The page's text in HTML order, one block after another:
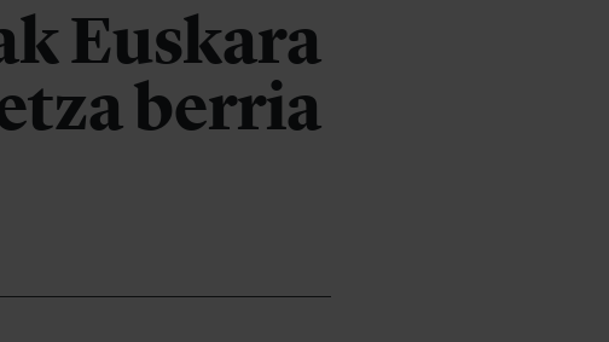
Euskara
berria